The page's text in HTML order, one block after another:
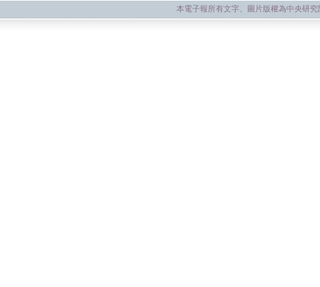
本電子報所有文字、圖片版權為中央研